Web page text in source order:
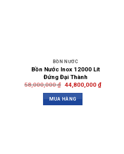
BỒN NƯỚC
Bồn Nước Inox 12000 Lít
Đứng Đại Thành
58,000,000₫ 44,800,000 ₫
MUA HÀNG